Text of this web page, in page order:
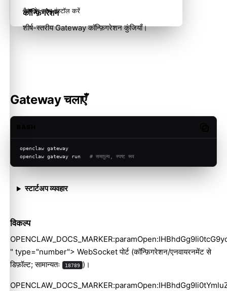
कॉन्फ़िगरेशन
शीर्ष-स्तरीय Gateway कॉन्फ़िगरेशन कुंजियाँ।
Gateway चलाएँ
openclaw gateway
openclaw gateway run # समतुल्य, स्पष्ट रूप
स्टार्टअप व्यवहार
विकल्प
" type="number"> WebSocket पोर्ट (कॉन्फ़िगरेशन/एनवायरनमेंट से
डिफ़ॉल्ट; सामान्यतः
18789 )।
रैपर के साथ इंस्टॉल करें
Gateway खोजें (Bonjour)